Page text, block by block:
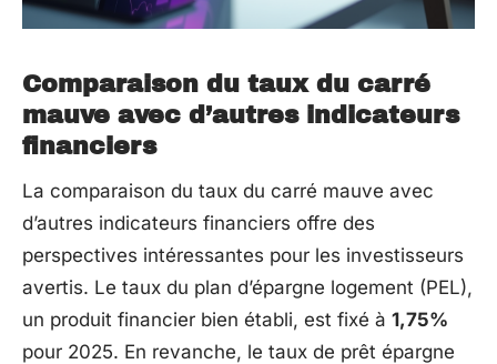
Comparaison du taux du carré
mauve avec d’autres indicateurs
financiers
La comparaison du taux du carré mauve avec
d’autres indicateurs financiers offre des
perspectives intéressantes pour les investisseurs
avertis. Le taux du plan d’épargne logement (PEL),
un produit financier bien établi, est fixé à 1,75%
pour 2025. En revanche, le taux de prêt épargne